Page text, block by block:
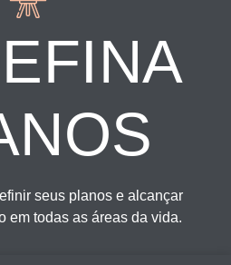
seus planos e alcançar
em todas as áreas da vida.